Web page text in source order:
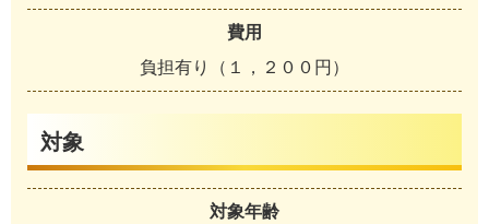
費用
負担有り（１，２００円）
対象
対象年齢